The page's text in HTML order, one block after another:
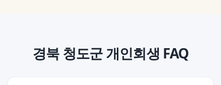
경북 청도군 개인회생 FAQ